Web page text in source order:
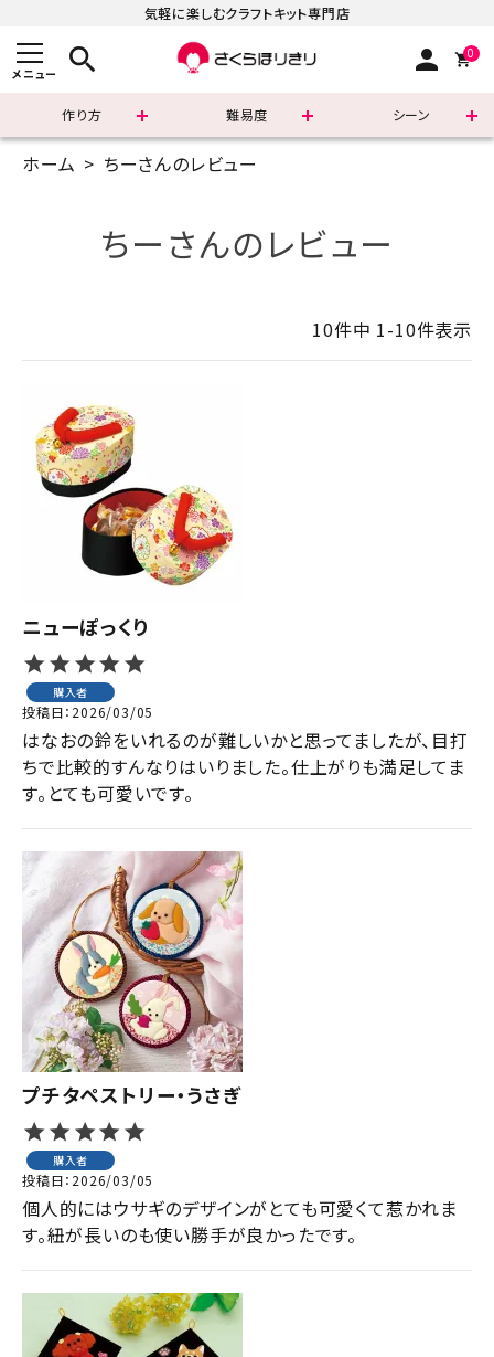
気軽に楽しむクラフトキット専門店
メニュー search person 0
作り方 難易度 シーン
まずはこちら
診断チャート
ジャンルで選ぶ
レビューを見る
コーポレートサイト
実店舗案内
デイサービス／
介護施設関係の方へ
最新のチラシはこちら
お問い合わせ
ACCOUNT MENU
ようこそ ゲスト 様
meeting_room ログイン person
ホーム ちーさんのレビュー
ちーさんのレビュー
10件中 1-10件表示
ニューぽっくり
購入者
投稿日 2026/03/05
はなおの鈴をいれるのが難しいかと思ってましたが、目打
ちで比較的すんなりはいりました。仕上がりも満足してま
す。とても可愛いです。
プチタペストリー・うさぎ
購入者
投稿日 2026/03/05
個人的にはウサギのデザインがとても可愛くて惹かれま
す。紐が長いのも使い勝手が良かったです。